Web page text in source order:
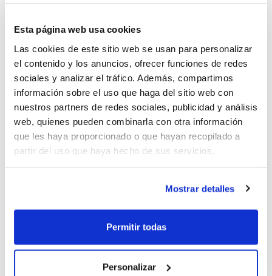
Esta página web usa cookies
Las cookies de este sitio web se usan para personalizar
el contenido y los anuncios, ofrecer funciones de redes
sociales y analizar el tráfico. Además, compartimos
información sobre el uso que haga del sitio web con
nuestros partners de redes sociales, publicidad y análisis
web, quienes pueden combinarla con otra información
que les haya proporcionado o que hayan recopilado a
partir del uso que haya hecho de sus servicios.
Mostrar detalles
Permitir todas
Personalizar
sábado llega el debut. Las chicas serán las primeras
en jugar, enfrentándose a Asturias a las 15´30 h. Dos
horas más tarde, a las 17´30 h., serán los chicos los
que se midan a Cantabria.
Manuel MiñoiPau Rius, los dos árbitros FBCV en el
Campeonato, también están ya deseando que se dé el
pistoletazo al Campeonato.
#fbcvdirecto
Calendari del Campionat